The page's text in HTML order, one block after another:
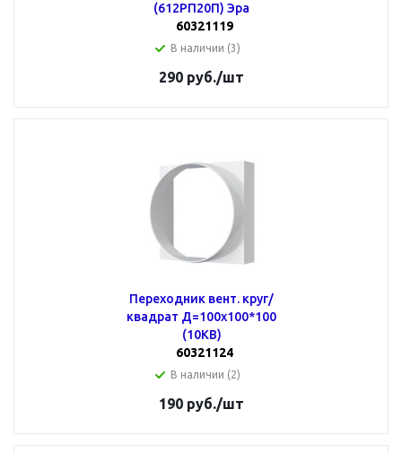
(612РП20П) Эра
60321119
В наличии (3)
290 руб./шт
Переходник вент. круг/
квадрат Д=100х100*100
(10КВ)
60321124
В наличии (2)
190 руб./шт